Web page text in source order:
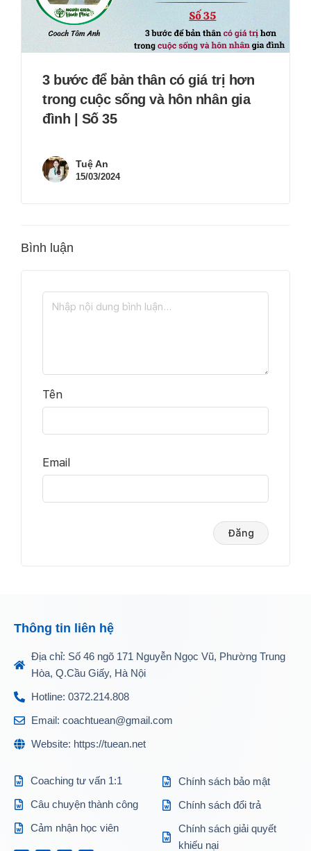
3 bước để bản thân có giá trị hơn
trong cuộc sống và hôn nhân gia
đình | Số 35
Tuệ An
15/03/2024
Bình luận
Tên
Email
Thông tin liên hệ
Địa chỉ: Số 46 ngõ 171 Nguyễn Ngọc Vũ, Phường Trung
Hòa, Q.Cầu Giấy, Hà Nội
Hotline: 0372.214.808
Email: coachtuean@gmail.com
Website: https://tuean.net
Coaching tư vấn 1:1
Câu chuyện thành công
Cảm nhận học viên
Chính sách bảo mật
Chính sách đổi trả
Chính sách giải quyết
khiếu nại